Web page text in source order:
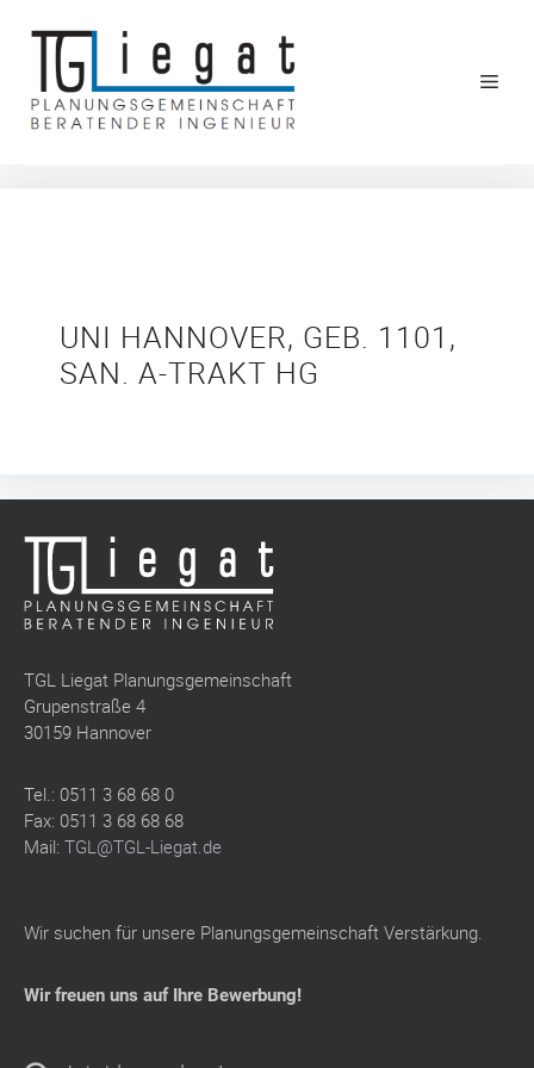
Inhalt
springen
UNI HANNOVER, GEB. 1101,
SAN. A-TRAKT HG
TGL Liegat Planungsgemeinschaft
Grupenstraße 4
30159 Hannover
Tel.: 0511 3 68 68 0
Fax: 0511 3 68 68 68
Mail: TGL@TGL-Liegat.de
Wir suchen für unsere Planungsgemeinschaft Verstärkung.
Wir freuen uns auf Ihre Bewerbung!